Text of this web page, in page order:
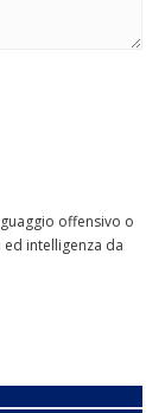
offensivo o
intelligenza da